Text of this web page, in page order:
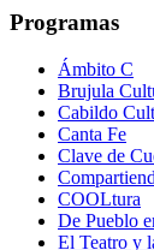
Programas
Ámbito C
Brujula
Cabildo
Canta Fe
Clave de
COOLtura
De Pueblo
El Teatro y